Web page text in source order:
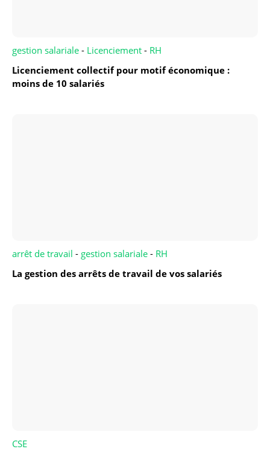
gestion salariale - Licenciement - RH
Licenciement collectif pour motif économique :
moins de 10 salariés
arrêt de travail - gestion salariale - RH
La gestion des arrêts de travail de vos salariés
CSE